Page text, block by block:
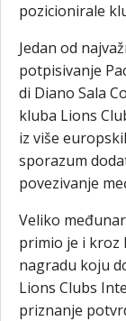
pozicionirale
Jedan od
potpisivanje
di Diano Sala
kluba Lions
iz više
sporazum
povezivanje
Veliko
primio je i kroz
nagradu koju
Lions Clubs
priznanje